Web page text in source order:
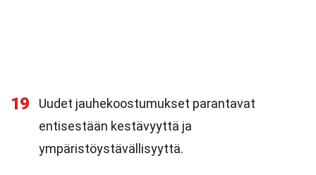
19
Uudet jauhekoostumukset parantavat
entisestään kestävyyttä ja
ympäristöystävällisyyttä.